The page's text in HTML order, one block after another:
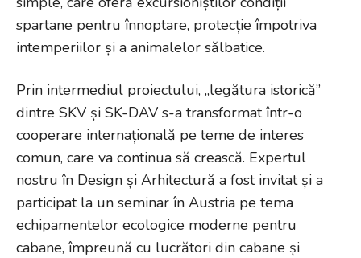
spartane pentru înnoptare, protecție împotriva
intemperiilor și a animalelor sălbatice.
Prin intermediul proiectului, „legătura istorică”
dintre SKV și SK-DAV s-a transformat într-o
cooperare internațională pe teme de interes
comun, care va continua să crească. Expertul
nostru în Design și Arhitectură a fost invitat și a
participat la un seminar în Austria pe tema
echipamentelor ecologice moderne pentru
cabane, împreună cu lucrători din cabane și